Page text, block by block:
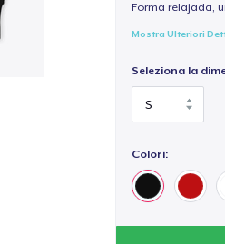
Forma relajada,
Mostra Ulteriori
Seleziona la
Colori: